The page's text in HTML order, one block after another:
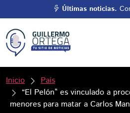
Últimas noticias.
Inicio
País
“El Pelón” es vinculado a
menores para matar a Carlos